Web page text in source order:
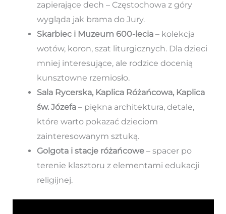
zapierające dech – Częstochowa z góry
wygląda jak brama do Jury.
Skarbiec i Muzeum 600-lecia– kolekcja
wotów, koron, szat liturgicznych. Dla dzieci
mniej interesujące, ale rodzice docenią
kunsztowne rzemiosło.
Sala Rycerska, Kaplica Różańcowa, Kaplica
św. Józefa– piękna architektura, detale,
które warto pokazać dzieciom
zainteresowanym sztuką.
Golgota i stacje różańcowe– spacer po
terenie klasztoru z elementami edukacji
religijnej.